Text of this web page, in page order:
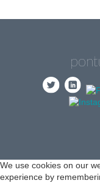
We use cookies on our
experience by